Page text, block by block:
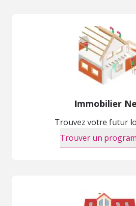
Immobilier
Trouvez votre futur
Trouver un